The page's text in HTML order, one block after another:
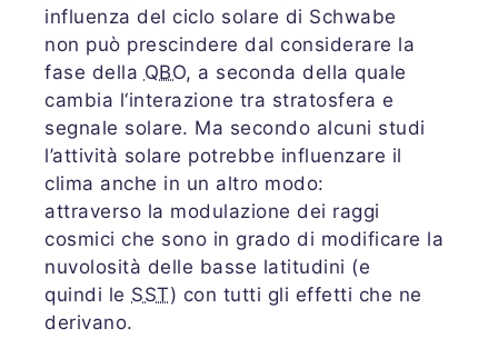
influenza del ciclo solare di Schwabe
non può prescindere dal considerare la
fase della QBO, a seconda della quale
cambia l‘interazione tra stratosfera e
segnale solare. Ma secondo alcuni studi
l’attività solare potrebbe influenzare il
clima anche in un altro modo:
attraverso la modulazione dei raggi
cosmici che sono in grado di modificare la
nuvolosità delle basse latitudini (e
quindi le SST) con tutti gli effetti che ne
derivano.